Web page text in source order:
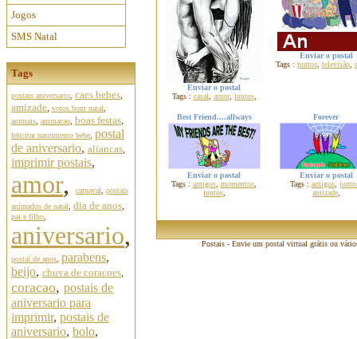
Jogos
SMS Natal
Tags
postais aniversario caes bebes,
amizade, votos bom natal
animais animacao boas festas,
felicitar nascimento bebe postal
de aniversario, aliancas,
imprimir postais,
amor, carnaval
postais
animados de natal
dia de anos,
pai e filho
aniversario,
postal de anos parabens,
beijo, chuva de coracoes,
coracao, postais de
aniversario para
imprimir, postais de
aniversario, bolo,
Enviar o postal
Tags : casal amor, juntos,
Enviar o postal
Tags : juntos, televisão,
Best Friend....allways
Enviar o postal
Tags : amigos momentos
juntos,
Forever
Enviar o postal
Tags : amigos
amizade,
Postais - Envie um postal virtual grátis ou